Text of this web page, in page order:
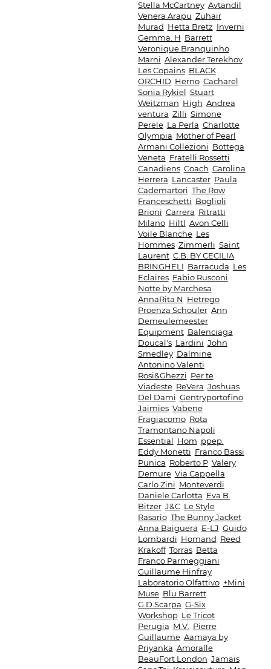
Stella McCartney Avtandil
Venera Arapu Zuhair
Murad Hetta Bretz Inverni
Gemma. H Barrett
Veronique Branquinho
Marni Alexander Terekhov
Les Copains BLACK
ORCHID Herno Cacharel
Sonia Rykiel Stuart
Weitzman High Andrea
ventura Zilli Simone
Perele La Perla Charlotte
Olympia Mother of Pearl
Armani Collezioni Bottega
Veneta Fratelli Rossetti
Canadiens Coach Carolina
Herrera Lancaster Paula
Cademartori The Row
Franceschetti Boglioli
Brioni Carrera Ritratti
Milano Hiltl Avon Celli
Voile Blanche Les
Hommes Zimmerli Saint
Laurent C.B. BY CECILIA
BRINGHELI Barracuda Les
Eclaires Fabio Rusconi
Notte by Marchesa
AnnaRita N Hetrego
Proenza Schouler Ann
Demeulemeester
Equipment Balenciaga
Doucal's Lardini John
Smedley Dalmine
Antonino Valenti
Rosi&Ghezzi Per te
Viadeste ReVera Joshuas
Del Dami Gentryportofino
Jaimies Vabene
Fragiacomo Rota
Tramontano Napoli
Essential Hom ppep.
Eddy Monetti Franco Bassi
Punica Roberto P Valery
Demure Via Cappella
Carlo Zini Monteverdi
Daniele Carlotta Eva B.
Bitzer J&C Le Style
Rasario The Bunny Jacket
Anna Baiguera E-LJ Guido
Lombardi Homand Reed
Krakoff Torras Betta
Franco Parmeggiani
Guillaume Hinfray
Laboratorio Olfattivo +Mini
Muse Blu Barrett
G.D.Scarpa G-Six
Workshop Le Tricot
Perugia M.V.
Pierre
Guillaume Aamaya by
Priyanka Amoralle
BeauFort London Jamais